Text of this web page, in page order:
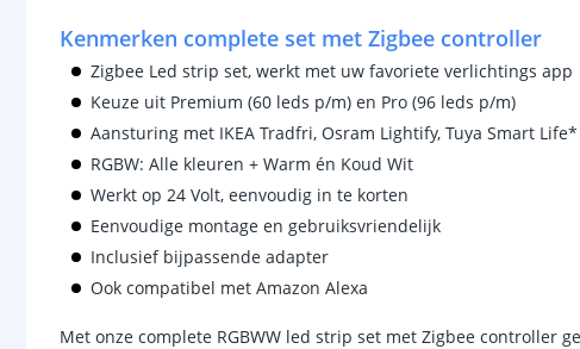
Kenmerken complete set met Zigbee controller
Zigbee Led strip set, werkt met uw favoriete verlichtings app
Keuze uit Premium (60 leds p/m) en Pro (96 leds p/m)
Aansturing met IKEA Tradfri, Osram Lightify, Tuya Smart
RGBW: Alle kleuren + Warm én Koud Wit
Werkt op 24 Volt, eenvoudig in te korten
Eenvoudige montage en gebruiksvriendelijk
Inclusief bijpassende adapter
Ook compatibel met Amazon Alexa
Met onze complete RGBWW led strip set met Zigbee controller